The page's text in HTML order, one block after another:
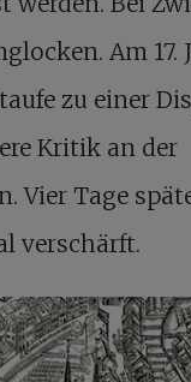
Am 17.
zu einer
Kritik an der
Vier Tage
verschärft.